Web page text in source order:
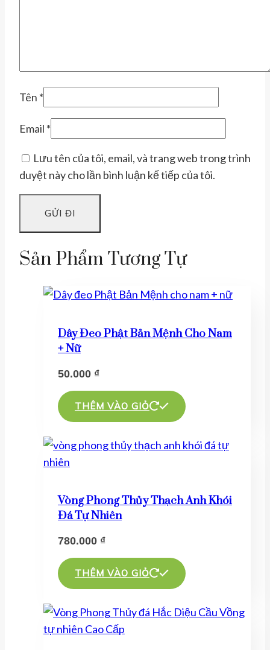
Tên *
Email *
Lưu tên của tôi, email, và trang web trong trình
duyệt này cho lần bình luận kế tiếp của tôi.
Sản Phẩm Tương Tự
Dây Đeo Phật Bản Mệnh Cho Nam
+ Nữ
50.000 ₫
THÊM VÀO GIỎ
Vòng Phong Thủy Thạch Anh Khói
Đá Tự Nhiên
780.000 ₫
THÊM VÀO GIỎ